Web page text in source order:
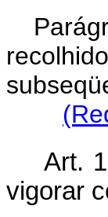
Art.
vigorar